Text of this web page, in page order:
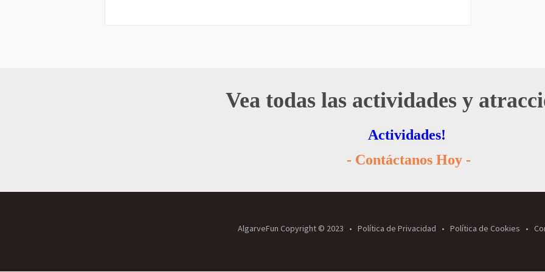
Vea todas las actividades y
Actividades!
- Contáctanos Hoy -
AlgarveFun Copyright © 2023 Política de Privacidad Política de Cookies